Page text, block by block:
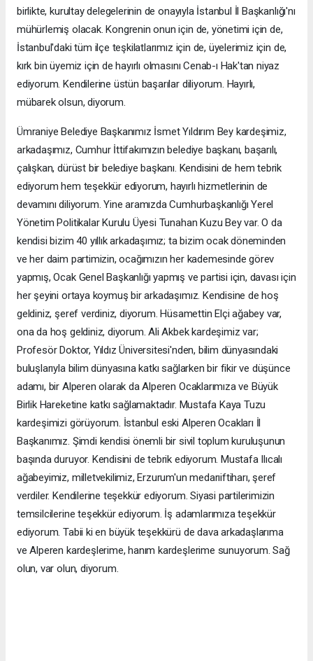
birlikte, kurultay delegelerinin de onayıyla İstanbul İl Başkanlığı'nı
mühürlemiş olacak. Kongrenin onun için de, yönetimi için de,
İstanbul'daki tüm ilçe teşkilatlarımız için de, üyelerimiz için de,
kırk bin üyemiz için de hayırlı olmasını Cenab-ı Hak'tan niyaz
ediyorum. Kendilerine üstün başarılar diliyorum. Hayırlı,
mübarek olsun, diyorum.
Ümraniye Belediye Başkanımız İsmet Yıldırım Bey kardeşimiz,
arkadaşımız, Cumhur İttifakımızın belediye başkanı, başarılı,
çalışkan, dürüst bir belediye başkanı. Kendisini de hem tebrik
ediyorum hem teşekkür ediyorum, hayırlı hizmetlerinin de
devamını diliyorum. Yine aramızda Cumhurbaşkanlığı Yerel
Yönetim Politikalar Kurulu Üyesi Tunahan Kuzu Bey var. O da
kendisi bizim 40 yıllık arkadaşımız; ta bizim ocak döneminden
ve her daim partimizin, ocağımızın her kademesinde görev
yapmış, Ocak Genel Başkanlığı yapmış ve partisi için, davası için
her şeyini ortaya koymuş bir arkadaşımız. Kendisine de hoş
geldiniz, şeref verdiniz, diyorum. Hüsamettin Elçi ağabey var,
ona da hoş geldiniz, diyorum. Ali Akbek kardeşimiz var;
Profesör Doktor, Yıldız Üniversitesi'nden, bilim dünyasındaki
buluşlarıyla bilim dünyasına katkı sağlarken bir fikir ve düşünce
adamı, bir Alperen olarak da Alperen Ocaklarımıza ve Büyük
Birlik Hareketine katkı sağlamaktadır. Mustafa Kaya Tuzu
kardeşimizi görüyorum. İstanbul eski Alperen Ocakları İl
Başkanımız. Şimdi kendisi önemli bir sivil toplum kuruluşunun
başında duruyor. Kendisini de tebrik ediyorum. Mustafa Ilıcalı
ağabeyimiz, milletvekilimiz, Erzurum'un medarıiftiharı, şeref
verdiler. Kendilerine teşekkür ediyorum. Siyasi partilerimizin
temsilcilerine teşekkür ediyorum. İş adamlarımıza teşekkür
ediyorum. Tabii ki en büyük teşekkürü de dava arkadaşlarıma
ve Alperen kardeşlerime, hanım kardeşlerime sunuyorum. Sağ
olun, var olun, diyorum.